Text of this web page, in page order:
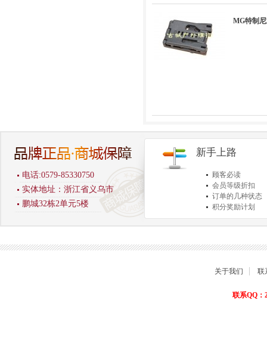
MG特制
电话:0579-85330750
实体地址：浙江省义乌市
鹏城32栋2单元5楼
新手上路
顾客必读
会员等级折扣
订单的几种状态
积分奖励计划
商品退货保障
关于我们 联
联系QQ：